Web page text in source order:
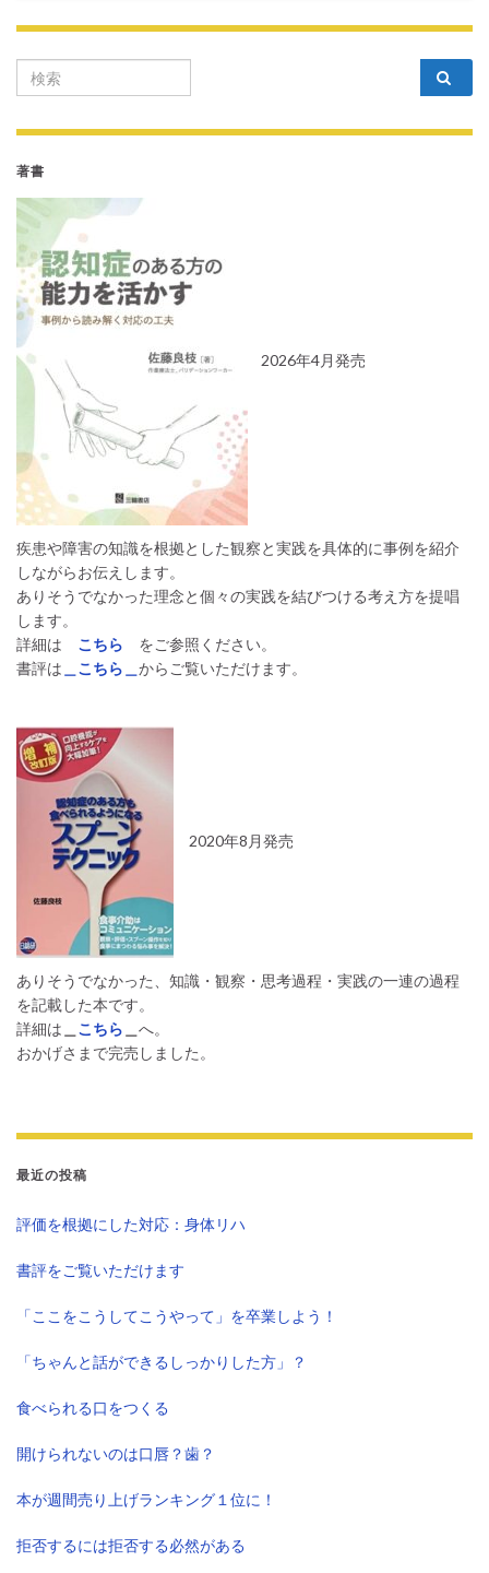
Search for:
著書
2026年4月発売
疾患や障害の知識を根拠とした観察と実践を具体的に事例を紹介
しながらお伝えします。
ありそうでなかった理念と個々の実践を結びつける考え方を提唱
します。
詳細は
こちら
をご参照ください。
書評は ＿こちら＿ からご覧いただけます。
2020年8月発売
ありそうでなかった、知識・観察・思考過程・実践の一連の過程
を記載した本です。
詳細は
こちら
へ。
おかげさまで完売しました。
最近の投稿
評価を根拠にした対応：身体リハ
書評をご覧いただけます
「ここをこうしてこうやって」を卒業しよう！
「ちゃんと話ができるしっかりした方」？
食べられる口をつくる
開けられないのは口唇？歯？
本が週間売り上げランキング１位に！
拒否するには拒否する必然がある